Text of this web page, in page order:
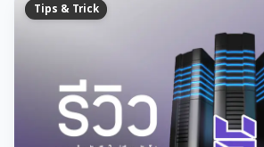
Tips & Trick